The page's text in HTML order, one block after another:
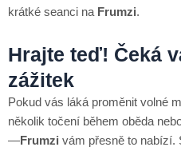
krátké seanci na Frumzi.
Hrajte teď! Čeká
zážitek
Pokud vás láká proměnit volné
několik točení během oběda
—Frumzi vám přesně to nabízí.